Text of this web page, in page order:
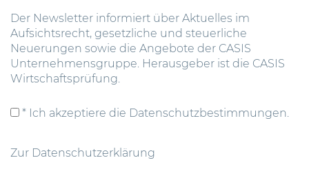
Der Newsletter informiert über Aktuelles im
Aufsichtsrecht, gesetzliche und steuerliche
Neuerungen sowie die Angebote der CASIS
Unternehmensgruppe. Herausgeber ist die CASIS
Wirtschaftsprüfung.
* Ich akzeptiere die Datenschutzbestimmungen.
Zur Datenschutzerklärung